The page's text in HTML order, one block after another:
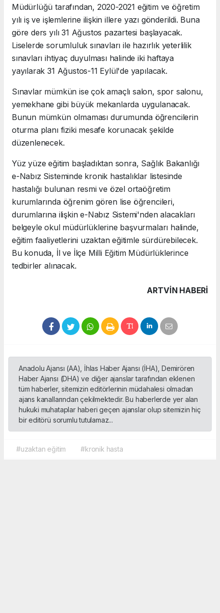
Müdürlüğü tarafından, 2020-2021 eğitim ve öğretim
yılı iş ve işlemlerine ilişkin illere yazı gönderildi. Buna
göre ders yılı 31 Ağustos pazartesi başlayacak.
Liselerde sorumluluk sınavları ile hazırlık yeterlilik
sınavları ihtiyaç duyulması halinde iki haftaya
yayılarak 31 Ağustos-11 Eylül'de yapılacak.
Sınavlar mümkün ise çok amaçlı salon, spor salonu,
yemekhane gibi büyük mekanlarda uygulanacak.
Bunun mümkün olmaması durumunda öğrencilerin
oturma planı fiziki mesafe korunacak şekilde
düzenlenecek.
Yüz yüze eğitim başladıktan sonra, Sağlık Bakanlığı
e-Nabız Sisteminde kronik hastalıklar listesinde
hastalığı bulunan resmi ve özel ortaöğretim
kurumlarında öğrenim gören lise öğrencileri,
durumlarına ilişkin e-Nabız Sistemi'nden alacakları
belgeyle okul müdürlüklerine başvurmaları halinde,
eğitim faaliyetlerini uzaktan eğitimle sürdürebilecek.
Bu konuda, İl ve İlçe Milli Eğitim Müdürlüklerince
tedbirler alınacak.
ARTVIN HABERİ
Anadolu Ajansı (AA), İhlas Haber Ajansı (İHA), Demirören
Haber Ajansı (DHA) ve diğer ajanslar tarafından eklenen
tüm haberler, sitemizin editörlerinin müdahalesi olmadan
ajans kanallarından çekilmektedir. Bu haberlerde yer alan
hukuki muhataplar haberi geçen ajanslar olup sitemizin hiç
bir editörü sorumlu tutulamaz...
#uzaktan eğitim #kronik hasta